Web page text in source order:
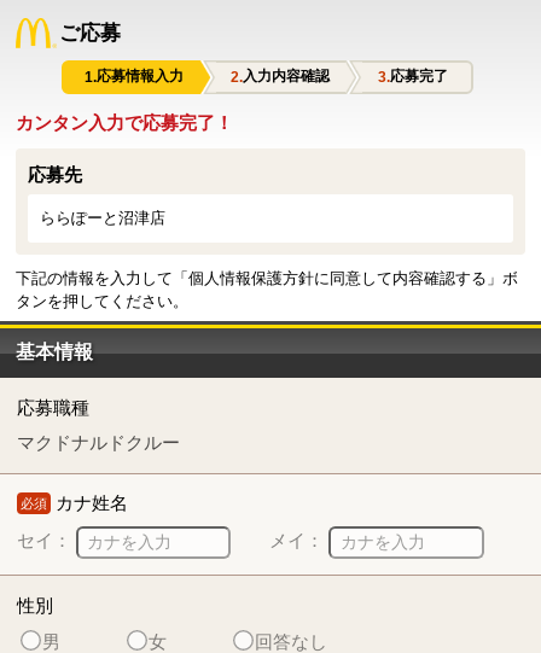
ご応募
応募情報入力 入力内容確認 応募完了
カンタン入力で応募完了！
応募先
ららぽーと沼津店
下記の情報を入力して「個人情報保護方針に同意して内容確認する」ボ
タンを押してください。
基本情報
応募職種
マクドナルドクルー
必須 カナ姓名
セイ：
メイ：
性別
男
女 回答なし